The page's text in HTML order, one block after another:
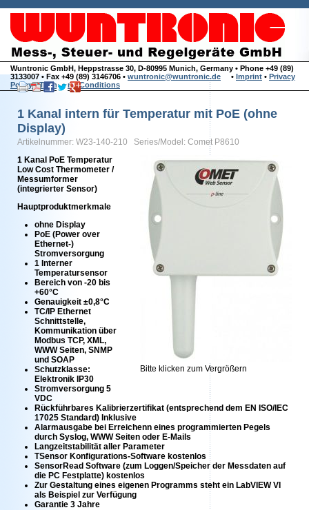
Wuntronic GmbH, Heppstrasse 30, D-80995 Munich, Germany • Phone +49 (89)
3133007 • Fax +49 (89) 3146706 • wuntronic@wuntronic.de • Imprint • Privacy
Policy•Terms and Conditions
1 Kanal intern für Temperatur mit PoE (ohne
Display)
Artikelnummer: W23-140-210 Series/Model: Comet P8610
Bitte klicken zum Vergrößern
1 Kanal PoE Temperatur
Low Cost Thermometer /
Messumformer
(integrierter Sensor)
Hauptproduktmerkmale
ohne Display
PoE (Power over
Ethernet-)
Stromversorgung
1 Interner
Temperatursensor
Bereich von -20 bis
+60°C
Genauigkeit ±0,8°C
TC/IP Ethernet
Schnittstelle,
Kommunikation über
Modbus TCP, XML,
WWW Seiten, SNMP
und SOAP
Schutzklasse:
Elektronik IP30
Stromversorgung 5
VDC
Rückführbares Kalibrierzertifikat (entsprechend dem EN ISO/IEC
17025 Standard) Inklusive
Alarmausgabe bei Erreichenn eines programmierten Pegels
durch Syslog, WWW Seiten oder E-Mails
Langzeitstabilität aller Parameter
TSensor Konfigurations-Software kostenlos
SensorRead Software (zum Loggen/Speicher der Messdaten auf
die PC Festplatte) kostenlos
Zur Gestaltung eines eigenen Programms steht ein LabVIEW VI
als Beispiel zur Verfügung
Garantie 3 Jahre